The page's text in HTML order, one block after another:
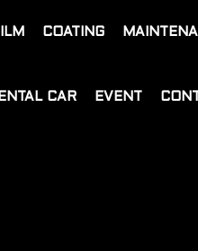
COATING
CAR EVENT